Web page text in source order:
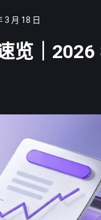
3 月 18 日
览｜